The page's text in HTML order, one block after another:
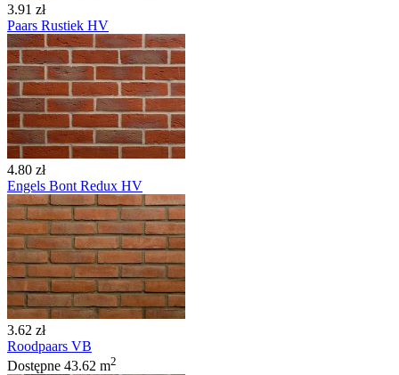
3.91 zł
Paars Rustiek HV
4.80 zł
Engels Bont Redux HV
3.62 zł
Roodpaars VB
Dostępne 43.62 m2